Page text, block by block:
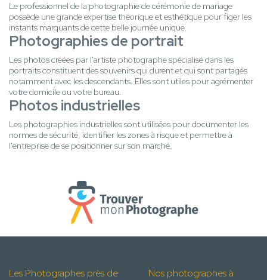
Le professionnel de la photographie de cérémonie de mariage
possède une grande expertise théorique et esthétique pour figer les
instants marquants de cette belle journée unique.
Photographies de portrait
Les photos créées par l'artiste photographe spécialisé dans les
portraits constituent des souvenirs qui durent et qui sont partagés
notamment avec les descendants. Elles sont utiles pour agrémenter
votre domicile ou votre bureau.
Photos industrielles
Les photographies industrielles sont utilisées pour documenter les
normes de sécurité, identifier les zones à risque et permettre à
l'entreprise de se positionner sur son marché.
Les Photographes près de
Nos photographes à